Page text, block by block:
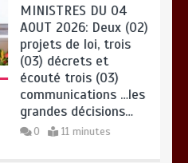
projets de loi, trois
(03) décrets et
écouté trois (03)
communications …les
grandes décisions…
0 11 minutes